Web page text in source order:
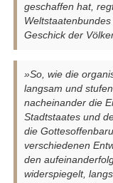
geschaffen hat,
Geschick der
»So, wie die
langsam und
nacheinander die
Stadtstaates und
die
verschiedenen
den
widerspiegelt,